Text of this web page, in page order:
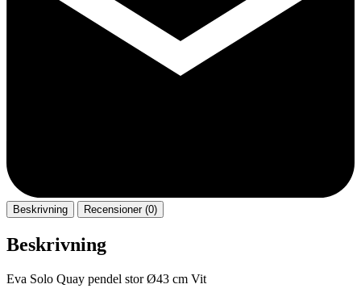
Beskrivning Recensioner (0)
Beskrivning
Eva Solo Quay pendel stor Ø43 cm Vit